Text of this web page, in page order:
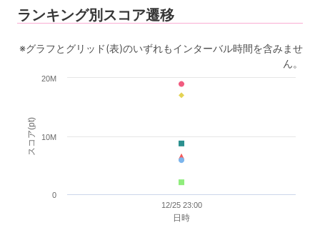
ランキング別スコア遷移
※グラフとグリッド(表)のいずれもインターバル時間を含みませ
ん。
日時
スコア(pt)
12/25 23:00
0
10M
20M